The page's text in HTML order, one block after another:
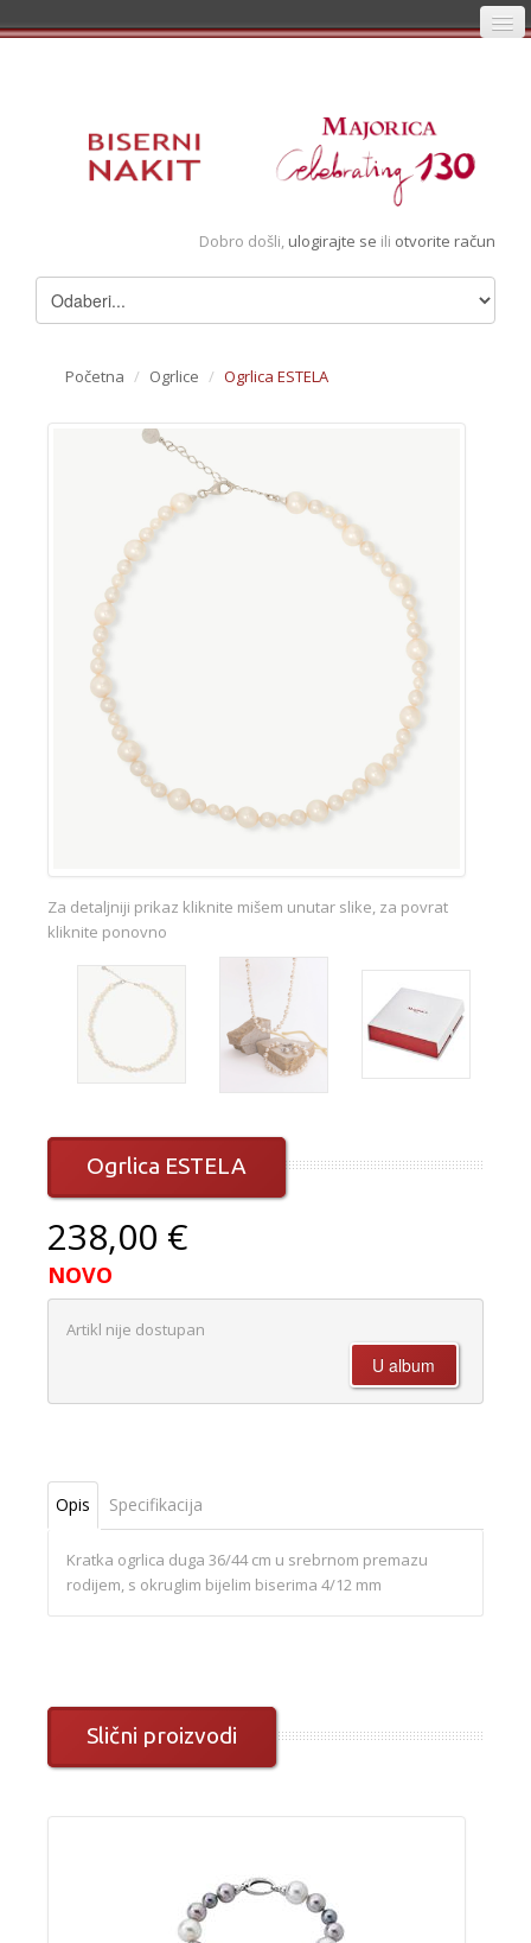
Registracija
Pregledani artikli
Dobro došli, ulogirajte se ili otvorite račun
Početna / Ogrlice / Ogrlica ESTELA
Za detaljniji prikaz kliknite mišem unutar slike, za povrat
kliknite ponovno
Ogrlica ESTELA
238,00 €
NOVO
Artikl nije dostupan
Opis Specifikacija
Kratka ogrlica duga 36/44 cm u srebrnom premazu
rodijem, s okruglim bijelim biserima 4/12 mm
Slični proizvodi